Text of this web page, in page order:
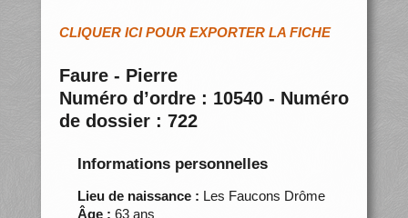
CLIQUER ICI POUR EXPORTER LA FICHE
Faure - Pierre
Numéro d’ordre : 10540 - Numéro
de dossier : 722
Informations personnelles
Lieu de naissance : Les Faucons Drôme
Âge : 63 ans